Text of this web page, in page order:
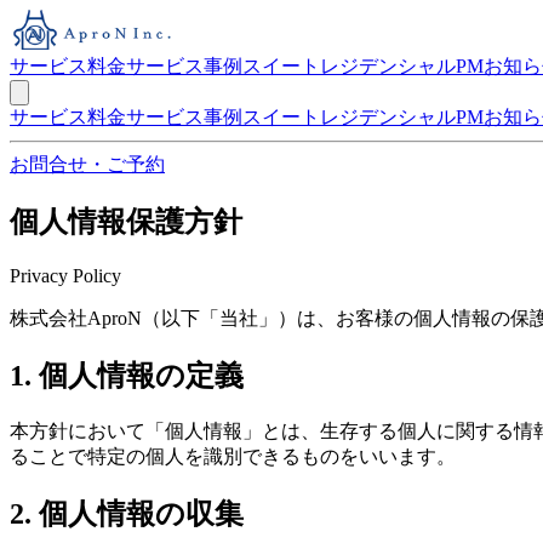
サービス料金サービス事例 スイート レジデンシャルPMお知
サービス料金サービス事例 スイート レジデンシャルPMお知
お問合せ・ご予約
個人情報保護方針
Privacy Policy
株式会社AproN（以下「当社」）は、お客様の個人情報の
1. 個人情報の定義
本方針において「個人情報」とは、生存する個人に関する
ることで特定の個人を識別できるものをいいます。
2. 個人情報の収集